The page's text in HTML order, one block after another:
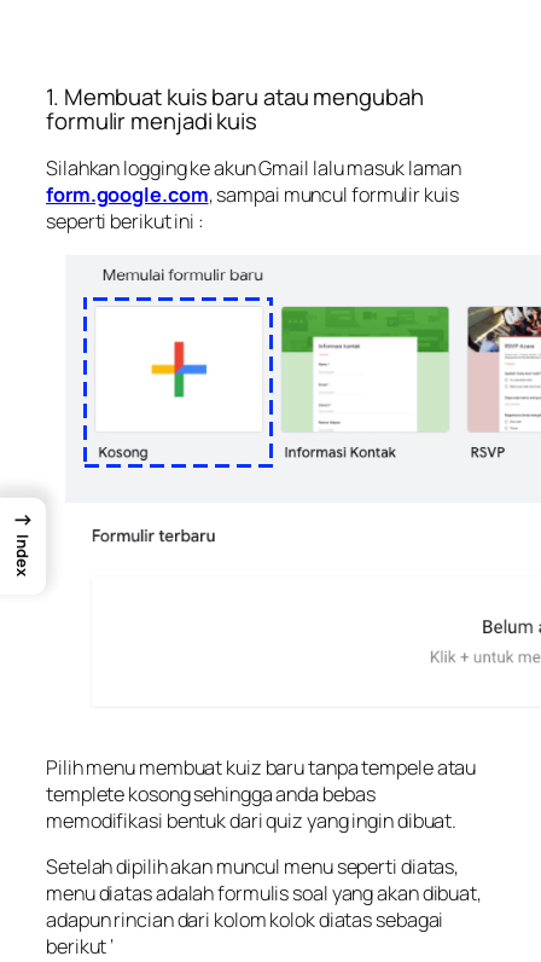
1. Membuat kuis baru atau mengubah
formulir menjadi kuis
Silahkan logging ke akun Gmail lalu masuk laman
form.google.com, sampai muncul formulir kuis
seperti berikut ini :
Pilih menu membuat kuiz baru tanpa tempele atau
templete kosong sehingga anda bebas
memodifikasi bentuk dari quiz yang ingin dibuat.
Setelah dipilih akan muncul menu seperti diatas,
menu diatas adalah formulis soal yang akan dibuat,
adapun rincian dari kolom kolok diatas sebagai
berikut ‘
→
Index